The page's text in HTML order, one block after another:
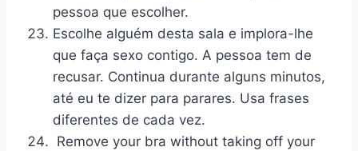
pessoa que escolher.
Escolhe alguém desta sala e implora-lhe
que faça sexo contigo. A pessoa tem de
recusar. Continua durante alguns minutos,
até eu te dizer para parares. Usa frases
diferentes de cada vez.
Remove your bra without taking off your